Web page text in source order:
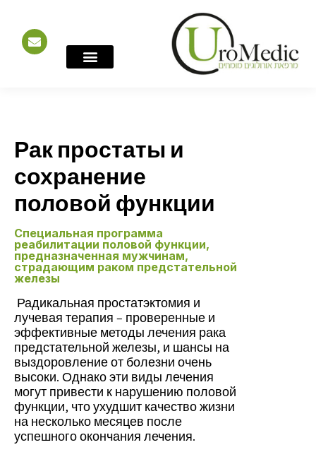
אינטרנט,
לחץ
Рак простаты и
сохранение
половой функции
Специальная программа
реабилитации половой функции,
предназначенная мужчинам,
страдающим раком предстательной
железы
Радикальная простатэктомия и
лучевая терапия – проверенные и
эффективные методы лечения рака
предстательной железы, и шансы на
выздоровление от болезни очень
высоки. Однако эти виды лечения
могут привести к нарушению половой
функции, что ухудшит качество жизни
на несколько месяцев после
успешного окончания лечения.